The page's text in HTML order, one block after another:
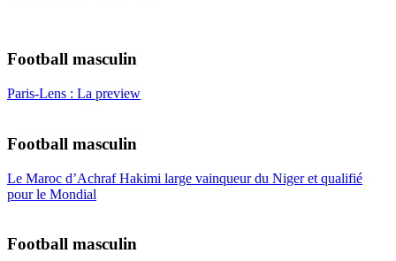
Football masculin
Paris-Lens : La preview
Football masculin
Le Maroc d’Achraf Hakimi large vainqueur du Niger et qualifié
pour le Mondial
Football masculin